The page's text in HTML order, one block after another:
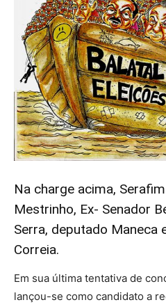
Na charge acima,
Mestrinho, Ex- Senador
Serra, deputado Maneca
Correia.
Em sua última tentativa de
lançou-se como candidato a